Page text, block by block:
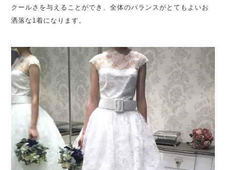
クールさを与えることができ、全体のバランスがとてもよいお
洒落な1着になります。